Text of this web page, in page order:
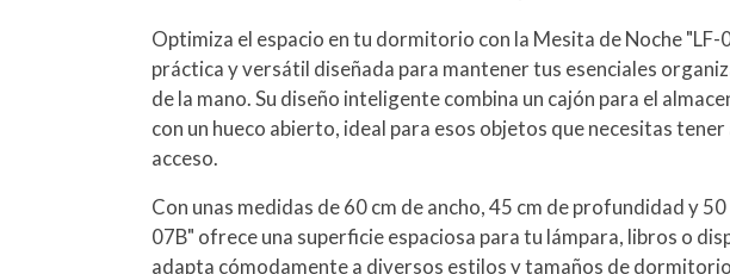
Optimiza el espacio en tu dormitorio con la Mesita de Noche "LF-
práctica y versátil diseñada para mantener tus esenciales
de la mano. Su diseño inteligente combina un cajón para el
con un hueco abierto, ideal para esos objetos que necesitas
acceso.
Con unas medidas de 60 cm de ancho, 45 cm de profundidad y 50
07B" ofrece una superficie espaciosa para tu lámpara, libros o
adapta cómodamente a diversos estilos y tamaños de